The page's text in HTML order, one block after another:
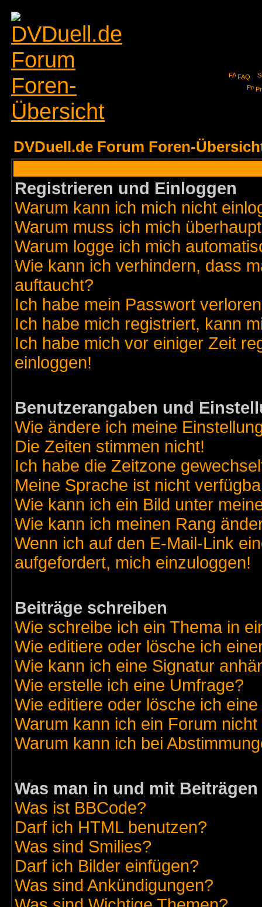
FAQ
DVDuell.de Forum Foren-
Registrieren und Einloggen
Warum kann ich mich nicht
Warum muss ich mich
Warum logge ich mich
Wie kann ich verhindern, dass
auftaucht?
Ich habe mein Passwort
Ich habe mich registriert, kann
Ich habe mich vor einiger Zeit
einloggen!
Benutzerangaben und
Wie ändere ich meine
Die Zeiten stimmen nicht!
Ich habe die Zeitzone
Meine Sprache ist nicht
Wie kann ich ein Bild unter
Wie kann ich meinen Rang
Wenn ich auf den E-Mail-Link
aufgefordert, mich einzuloggen!
Beiträge schreiben
Wie schreibe ich ein Thema in
Wie editiere oder lösche ich
Wie kann ich eine Signatur
Wie erstelle ich eine Umfrage?
Wie editiere oder lösche ich
Warum kann ich ein Forum
Warum kann ich bei
Was man in und mit
Was ist BBCode?
Darf ich HTML benutzen?
Was sind Smilies?
Darf ich Bilder einfügen?
Was sind Ankündigungen?